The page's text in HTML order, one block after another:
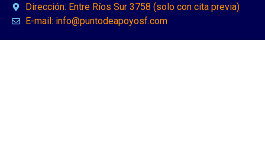
Dirección: Entre Ríos Sur 3758 (solo con cita previa)
E-mail: info@puntodeapoyosf.com